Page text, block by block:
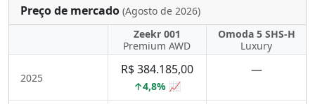
Preço de mercado (Agosto de 2026)
Zeekr 001
Premium AWD
Omoda 5 SHS-H
Luxury
2025
R$ 384.185,00
↑4,8% 📈
—